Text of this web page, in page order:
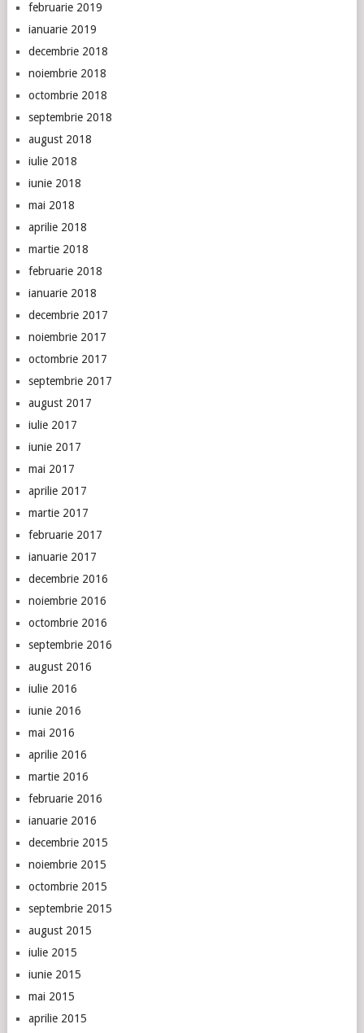
februarie 2019
ianuarie 2019
decembrie 2018
noiembrie 2018
octombrie 2018
septembrie 2018
august 2018
iulie 2018
iunie 2018
mai 2018
aprilie 2018
martie 2018
februarie 2018
ianuarie 2018
decembrie 2017
noiembrie 2017
octombrie 2017
septembrie 2017
august 2017
iulie 2017
iunie 2017
mai 2017
aprilie 2017
martie 2017
februarie 2017
ianuarie 2017
decembrie 2016
noiembrie 2016
octombrie 2016
septembrie 2016
august 2016
iulie 2016
iunie 2016
mai 2016
aprilie 2016
martie 2016
februarie 2016
ianuarie 2016
decembrie 2015
noiembrie 2015
octombrie 2015
septembrie 2015
august 2015
iulie 2015
iunie 2015
mai 2015
aprilie 2015